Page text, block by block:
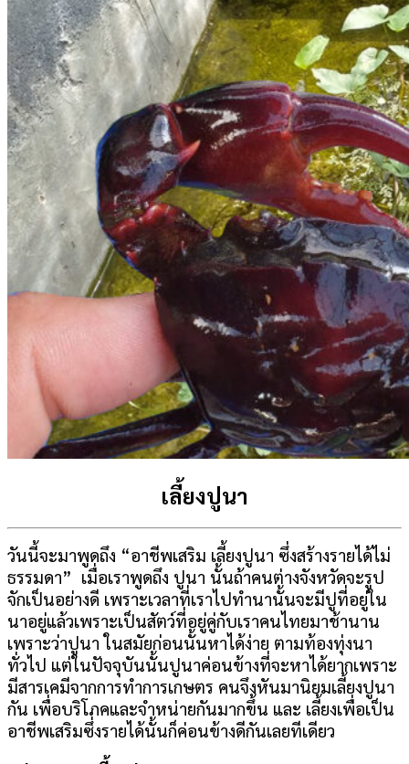
เลี้ยงปูนา
วันนี้จะมาพูดถึง “อาชีพเสริม เลี้ยงปูนา ซึ่งสร้างรายได้ไม่
ธรรมดา” เมื่อเราพูดถึง ปูนา นั้นถ้าคนต่างจังหวัดจะรูป
จักเป็นอย่างดี เพราะเวลาที่เราไปทำนานั้นจะมีปูที่อยู่ใน
นาอยู่แล้วเพราะเป็นสัตว์ที่อยู่คู่กับเราคนไทยมาช้านาน
เพราะว่าปูนา ในสมัยก่อนนั้นหาได้ง่าย ตามท้องทุ่งนา
ทั่วไป แต่ในปัจจุบันนั้นปูนาค่อนข้างที่จะหาได้ยากเพราะ
มีสารเคมีจากการทำการเกษตร คนจึงหันมานิยมเลี้ยงปูนา
กัน เพื่อบริโภคและจำหน่ายกันมากขึ้น และ เลี้ยงเพื่อเป็น
อาชีพเสริมซึ่งรายได้นั้นก็ค่อนข้างดีกันเลยทีเดียว